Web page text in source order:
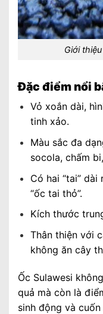
Giới
Đặc điểm nổi
Vỏ xoắn dài,
tinh xảo.
Màu sắc đa
socola, chấm
Có hai “tai”
“ốc tai thỏ”.
Kích thước
Thân thiện với
không ăn cây
Ốc Sulawesi
quả mà còn là
sinh động và